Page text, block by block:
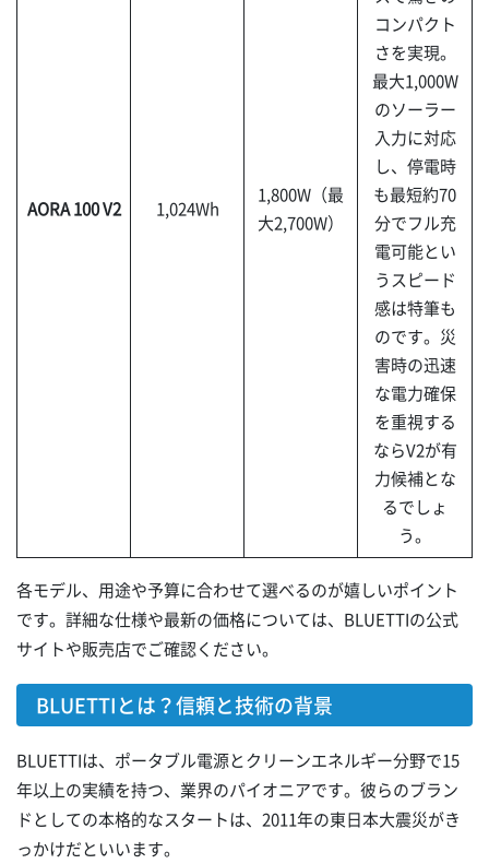
AORA 100 V2 1,024Wh
1,800W（最
大2,700W）
コンパクト
さを実現。
最大1,000W
のソーラー
入力に対応
し、停電時
も最短約70
分でフル充
電可能とい
うスピード
感は特筆も
のです。災
害時の迅速
な電力確保
を重視する
ならV2が有
力候補とな
るでしょ
う。
各モデル、用途や予算に合わせて選べるのが嬉しいポイント
です。詳細な仕様や最新の価格については、BLUETTIの公式
サイトや販売店でご確認ください。
BLUETTIとは？信頼と技術の背景
BLUETTIは、ポータブル電源とクリーンエネルギー分野で15
年以上の実績を持つ、業界のパイオニアです。彼らのブラン
ドとしての本格的なスタートは、2011年の東日本大震災がき
っかけだといいます。